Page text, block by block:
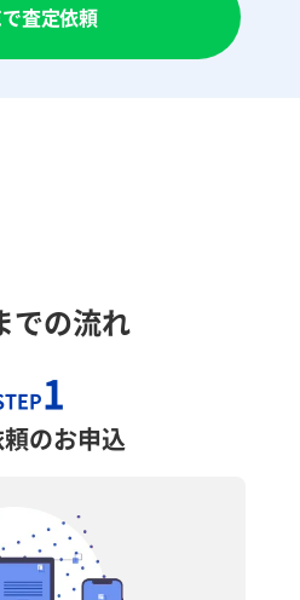
査定依頼
での流れ
1
のお申込